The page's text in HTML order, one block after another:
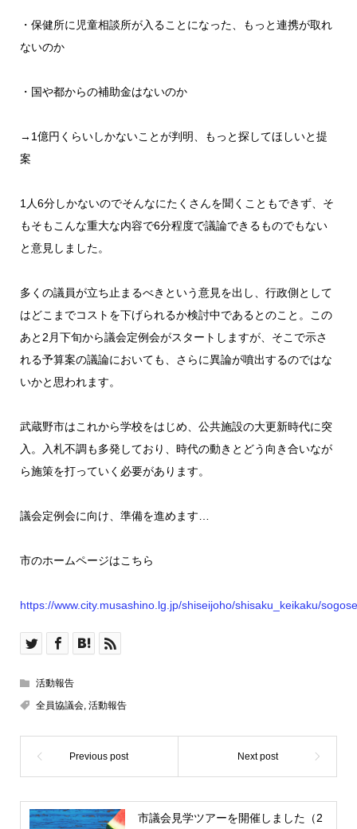
・保健所に児童相談所が入ることになった、もっと連携が取れ
ないのか
・国や都からの補助金はないのか
→1億円くらいしかないことが判明、もっと探してほしいと提
案
1人6分しかないのでそんなにたくさんを聞くこともできず、そ
もそもこんな重大な内容で6分程度で議論できるものでもない
と意見しました。
多くの議員が立ち止まるべきという意見を出し、行政側として
はどこまでコストを下げられるか検討中であるとのこと。この
あと2月下旬から議会定例会がスタートしますが、そこで示さ
れる予算案の議論においても、さらに異論が噴出するのではな
いかと思われます。
武蔵野市はこれから学校をはじめ、公共施設の大更新時代に突
入。入札不調も多発しており、時代の動きとどう向き合いなが
ら施策を打っていく必要があります。
議会定例会に向け、準備を進めます…
市のホームページはこちら
https://www.city.musashino.lg.jp/shiseijoho/shisaku_keikaku/
活動報告
全員協議会, 活動報告
市議会見学ツアーを開催しました（2